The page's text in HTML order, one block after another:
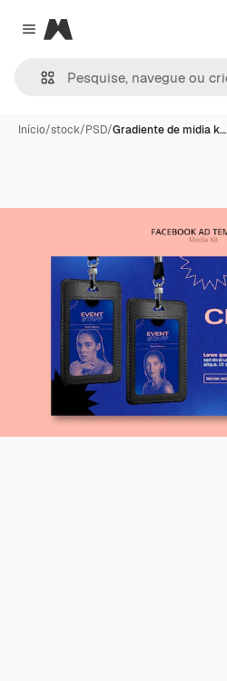
Close menu
Magnific
Início/stock/PSD/Gradiente de mídia k…